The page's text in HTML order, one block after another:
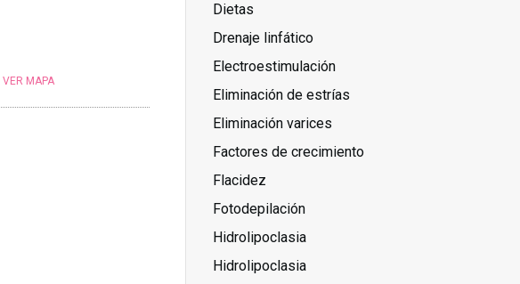
VER MAPA
Dietas
Drenaje linfático
Electroestimulación
Eliminación de estrías
Eliminación varices
Factores de crecimiento
Flacidez
Fotodepilación
Hidrolipoclasia
Hidrolipoclasia